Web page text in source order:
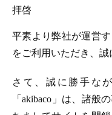
拝啓
平素より弊社が運営す
をご利用いただき、誠
さて、誠に勝手な
「akibaco」は、諸般